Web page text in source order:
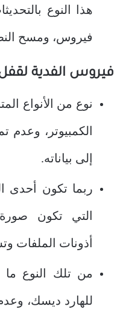
هذا النوع
فيروس، ومسح
فيروس الفدية
نوع من الأنواع
الكمبيوتر،
إلى بياناته.
ربما تكون أحدى
التي تكون صورة
أذونات الملفات
من تلك النوع
للهارد ديسك،